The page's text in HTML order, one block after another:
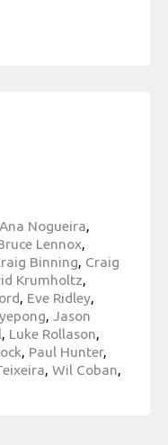
Ana Nogueira,
Lennox,
Binning, Craig
Krumholtz,
, Eve Ridley,
, Jason
, Luke Rollason,
, Paul Hunter,
, Wil Coban,